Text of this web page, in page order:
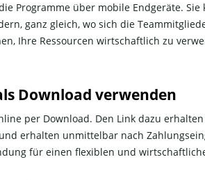
Programme über mobile Endgeräte.
ganz gleich, wo sich die
Ihre Ressourcen wirtschaftlich zu
Download verwenden
per Download. Den Link dazu
erhalten unmittelbar nach
für einen flexiblen und